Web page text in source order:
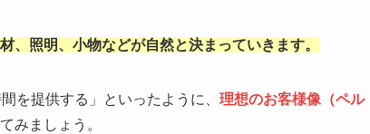
、照明、小物などが自然と決まっていきます。
を提供する」といったように、 理想のお客様像（ペル
みましょう。